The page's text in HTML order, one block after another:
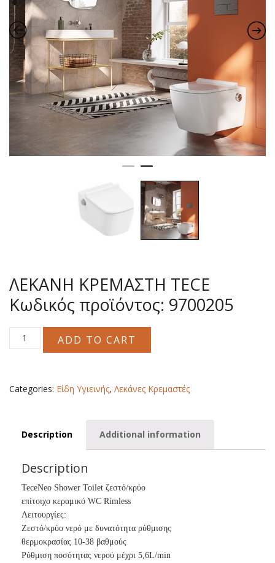
ΛΕΚΑΝΗ ΚΡΕΜΑΣΤΗ TECE
Κωδικός προϊόντος: 9700205
ΛΕΚΑΝΗ
ΚΡΕΜΑΣΤΗ
προϊόντος:
9700205
ADD TO CART
Categories: Είδη Υγιεινής, Λεκάνες Κρεμαστές
Description Additional information
Description
TeceNeo Shower Toilet ζεστό/κρύο
επίτοιχο κεραμικό WC Rimless
Λειτουργίες:
Ζεστό/κρύο νερό με δυνατότητα ρύθμισης
θερμοκρασίας 10-38 βαθμούς
Ρύθμιση ποσότητας νερού μέχρι 5,6L/min